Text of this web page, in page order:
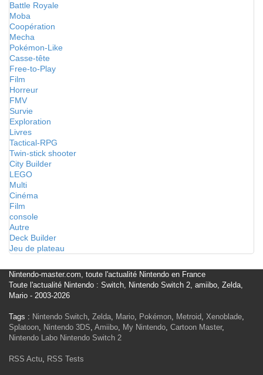
Battle Royale
Moba
Coopération
Mecha
Pokémon-Like
Casse-tête
Free-to-Play
Film
Horreur
FMV
Survie
Exploration
Livres
Tactical-RPG
Twin-stick shooter
City Builder
LEGO
Multi
Cinéma
Film
console
Autre
Deck Builder
Jeu de plateau
Nintendo-master.com, toute l'actualité Nintendo en France
Toute l'actualité Nintendo : Switch, Nintendo Switch 2, amiibo, Zelda,
Mario - 2003-2026
Tags : Nintendo Switch, Zelda, Mario, Pokémon, Metroid, Xenoblade,
Splatoon, Nintendo 3DS, Amiibo, My Nintendo, Cartoon Master,
Nintendo Labo Nintendo Switch 2
RSS Actu, RSS Tests